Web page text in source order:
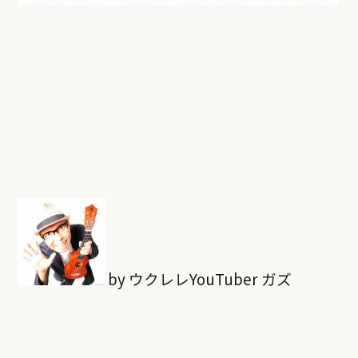
by ウクレレYouTuber ガズ